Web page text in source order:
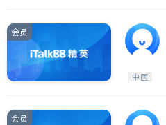
会员
中医
会员